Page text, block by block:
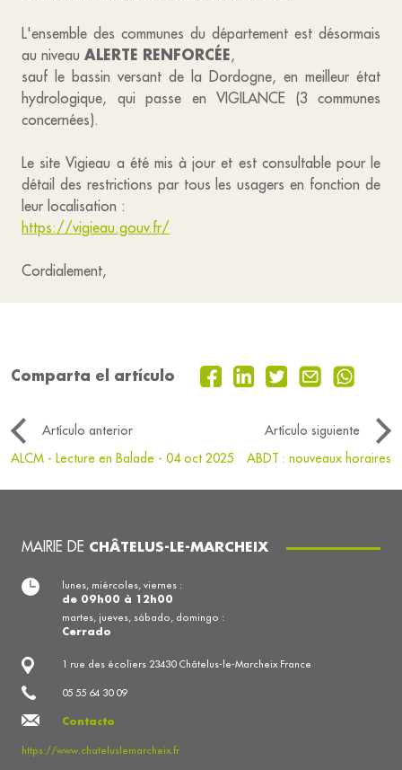
L'ensemble des communes du département est désormais
au niveau ALERTE RENFORCÉE,
sauf le bassin versant de la Dordogne, en meilleur état
hydrologique, qui passe en VIGILANCE (3 communes
concernées).
Le site Vigieau a été mis à jour et est consultable pour le
détail des restrictions par tous les usagers en fonction de
leur localisation :
https://vigieau.gouv.fr/
Cordialement,
Comparta el artículo
Artículo anterior
Artículo siguiente
ALCM - Lecture en Balade - 04 oct 2025
ABDT : nouveaux horaires
MAIRIE DE CHÂTELUS-LE-MARCHEIX
1 rue des écoliers 23430 Châtelus-le-Marcheix France
05 55 64 30 09
Contacto
https://www.chateluslemarcheix.fr
lunes, miércoles, viernes :
de 09h00 à 12h00
martes, jueves, sábado, domingo :
Cerrado